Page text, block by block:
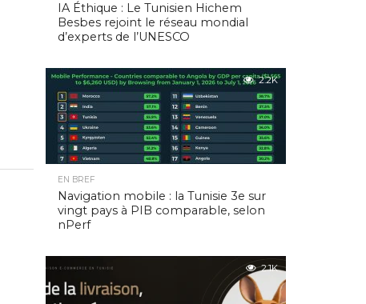
IA Éthique : Le Tunisien Hichem
Besbes rejoint le réseau mondial
d’experts de l’UNESCO
2.2K
EN BREF
Navigation mobile : la Tunisie 3e sur
vingt pays à PIB comparable, selon
nPerf
2.1K